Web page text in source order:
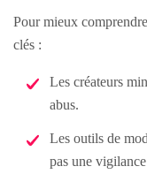
Pour mieux
clés :
Les créateurs
abus.
Les outils de
pas une